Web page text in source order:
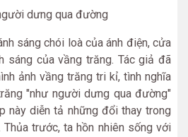
qua đường
sáng chói loà của ánh điện, cửa
sáng của vầng trăng. Tác giả đã
ảnh vầng trăng tri kỉ, tình nghĩa
"như người dưng qua đường"
này diễn tả những đổi thay trong
trước, ta hồn nhiên sống với